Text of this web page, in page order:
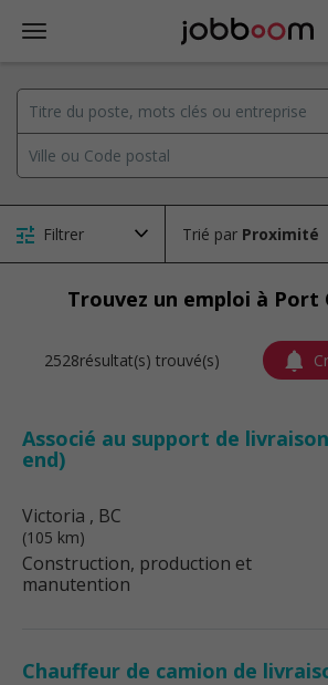
Filtrer Trié par
Trouvez un emploi à Port
2528résultat(s) trouvé(s)
Associé au support de
end)
Victoria , BC
(105 km)
Construction, production et
manutention
Chauffeur de camion de